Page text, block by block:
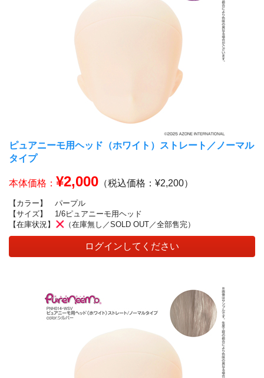
ピュアニーモ用ヘッド（ホワイト）ストレート／ノーマル
タイプ
本体価格： ¥2,000 （税込価格：¥2,200）
【カラー】
パープル
【サイズ】
1/6ピュアニーモ用ヘッド
【在庫状況】
（在庫無し／SOLD OUT／全部售完）
ログインしてください